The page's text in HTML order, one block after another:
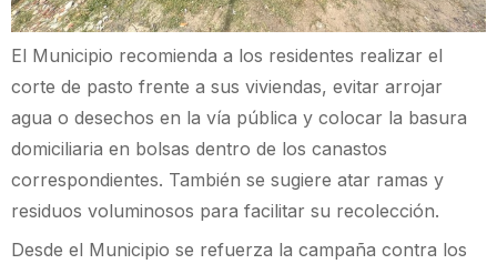
El Municipio recomienda a los residentes realizar el
corte de pasto frente a sus viviendas, evitar arrojar
agua o desechos en la vía pública y colocar la basura
domiciliaria en bolsas dentro de los canastos
correspondientes. También se sugiere atar ramas y
residuos voluminosos para facilitar su recolección.
Desde el Municipio se refuerza la campaña contra los